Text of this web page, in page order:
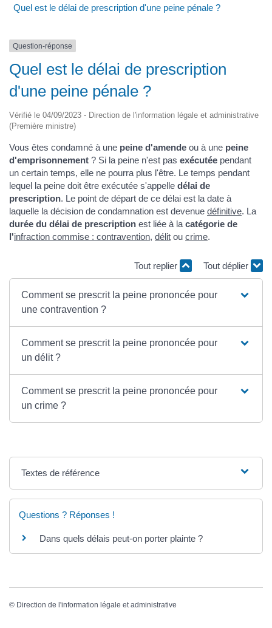
Quel est le délai de prescription d'une peine pénale ?
Question-réponse
Quel est le délai de prescription
d'une peine pénale ?
Vérifié le 04/09/2023 - Direction de l'information légale et administrative
(Première ministre)
Vous êtes condamné à une peine d'amende ou à une peine
d'emprisonnement ? Si la peine n'est pas exécutée pendant
un certain temps, elle ne pourra plus l'être. Le temps pendant
lequel la peine doit être exécutée s'appelle délai de
prescription. Le point de départ de ce délai est la date à
laquelle la décision de condamnation est devenue définitive. La
durée du délai de prescription est liée à la catégorie de
l'infraction commise : contravention, délit ou crime.
Tout replier Tout déplier
Comment se prescrit la peine prononcée pour
une contravention ?
Comment se prescrit la peine prononcée pour
un délit ?
Comment se prescrit la peine prononcée pour
un crime ?
Textes de référence
Questions ? Réponses !
Dans quels délais peut-on porter plainte ?
© Direction de l'information légale et administrative